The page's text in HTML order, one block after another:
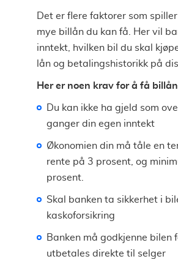
Det er flere faktorer som
mye billån du kan få. Her vil
inntekt, hvilken bil du skal
lån og betalingshistorikk på
Her er noen krav for å få
Du kan ikke ha gjeld som
ganger din egen inntekt
Økonomien din må tåle en
rente på 3 prosent, og
prosent.
Skal banken ta sikkerhet i
kaskoforsikring
Banken må godkjenne bilen
utbetales direkte til selger